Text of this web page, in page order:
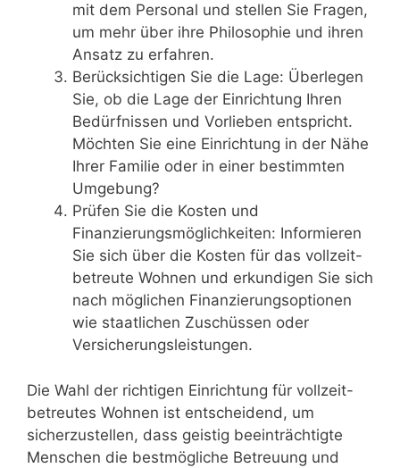
mit dem Personal und stellen Sie Fragen,
um mehr über ihre Philosophie und ihren
Ansatz zu erfahren.
Berücksichtigen Sie die Lage: Überlegen
Sie, ob die Lage der Einrichtung Ihren
Bedürfnissen und Vorlieben entspricht.
Möchten Sie eine Einrichtung in der Nähe
Ihrer Familie oder in einer bestimmten
Umgebung?
Prüfen Sie die Kosten und
Finanzierungsmöglichkeiten: Informieren
Sie sich über die Kosten für das vollzeit-
betreute Wohnen und erkundigen Sie sich
nach möglichen Finanzierungsoptionen
wie staatlichen Zuschüssen oder
Versicherungsleistungen.
Die Wahl der richtigen Einrichtung für vollzeit-
betreutes Wohnen ist entscheidend, um
sicherzustellen, dass geistig beeinträchtigte
Menschen die bestmögliche Betreuung und